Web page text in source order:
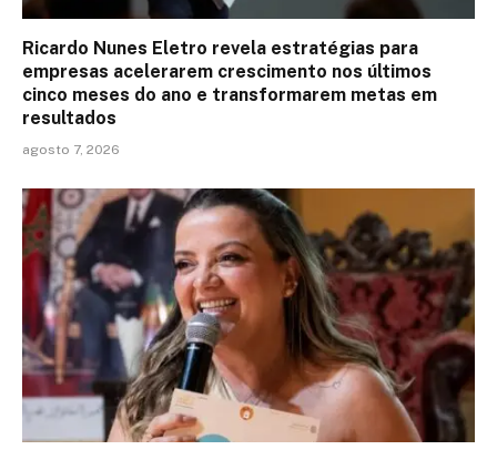
Ricardo Nunes Eletro revela estratégias para
empresas acelerarem crescimento nos últimos
cinco meses do ano e transformarem metas em
resultados
agosto 7, 2026